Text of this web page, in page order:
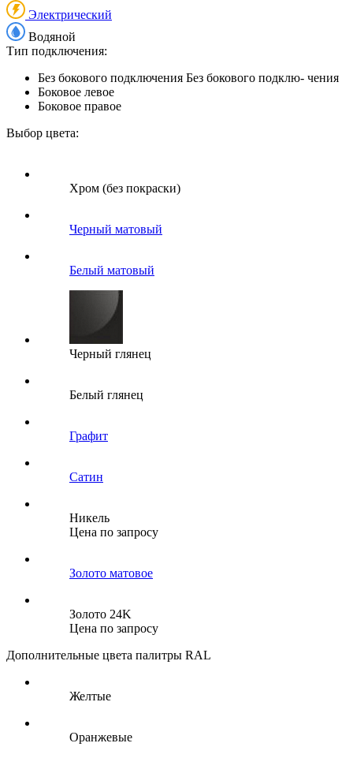
Электрический
Водяной
Тип подключения:
Без бокового подключения Без бокового подклю- чения
Боковое левое
Боковое правое
Выбор цвета:
Хром (без покраски)
Черный матовый
Белый матовый
Черный глянец
Белый глянец
Графит
Сатин
Никель
Цена по запросу
Золото матовое
Золото 24K
Цена по запросу
Дополнительные цвета палитры RAL
Желтые
Оранжевые